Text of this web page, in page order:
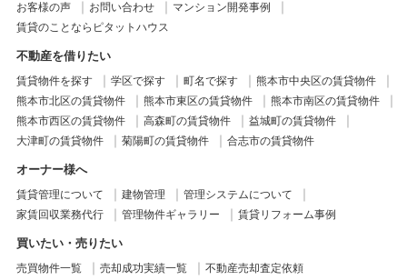
お客様の声
お問い合わせ
マンション開発事例
賃貸のことならピタットハウス
不動産を借りたい
賃貸物件を探す 学区で探す 町名で探す
熊本市中央区の賃貸物件
熊本市北区の賃貸物件
熊本市東区の賃貸物件
熊本市南区の賃貸物件
熊本市西区の賃貸物件
高森町の賃貸物件
益城町の賃貸物件
大津町の賃貸物件
菊陽町の賃貸物件 合志市の賃貸物件
オーナー様へ
賃貸管理について 建物管理
管理システムについて
家賃回収業務代行
管理物件ギャラリー 賃貸リフォーム事例
買いたい・売りたい
売買物件一覧 売却成功実績一覧 不動産売却査定依頼